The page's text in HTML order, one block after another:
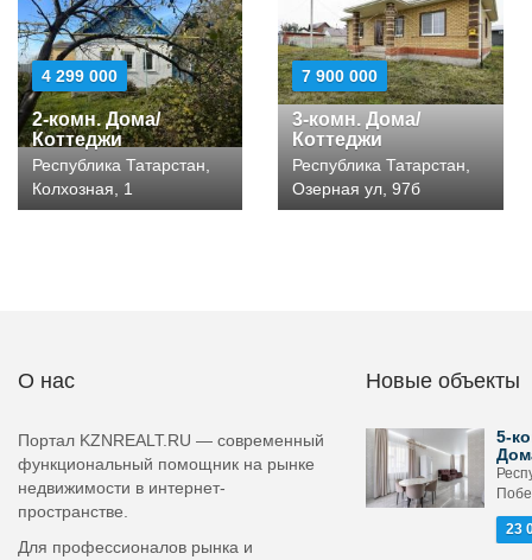
4 299 000
2-комн. Дома/
Коттеджи
Республика Татарстан,
Колхозная, 1
7 900 000
3-комн. Дома/
Коттеджи
Республика Татарстан,
Озерная ул, 97б
О нас
Портал KZNREALT.RU — современный
функциональный помощник на рынке
недвижимости в интернет-
пространстве.
Для профессионалов рынка и
Новые объекты
5-
23